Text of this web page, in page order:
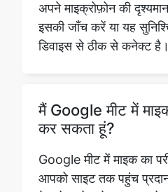
अपने माइक्रोफ़ोन की
इसकी जाँच करें या यह
डिवाइस से ठीक से कनेक्ट है।
मैं Google मीट में
कर सकता हूं?
Google मीट में माइक का
आपको साइट तक पहुंच